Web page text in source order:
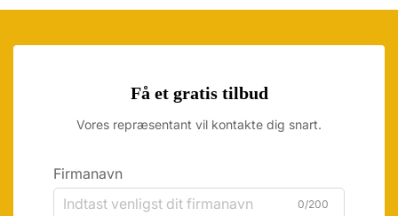
Få et gratis tilbud
Vores repræsentant vil kontakte dig snart.
Firmanavn
0/200